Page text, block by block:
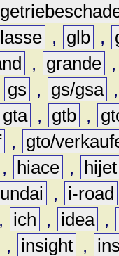
, glb ,
, grande
gs , gs/gsa
gta , gtb ,
,
gto/
, hiace ,
hijet
,
i-road
, ich , idea ,
, insight ,